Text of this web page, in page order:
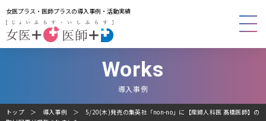
女医プラス・医師プラスの導入事例・活動実績
Works
導入事例
トップ 導入事例
5/20(木)発売の集英社「non-no」に【産婦人科医 髙橋医師】の